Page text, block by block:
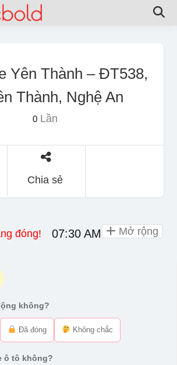
Yên Thành – ĐT538,
Thành, Nghệ An
0Lần
Chia sẻ
đóng! 07:30 AM - 06:00 PM
không?
Đã đóng Không chắc
ô tô không?
Mở rộng